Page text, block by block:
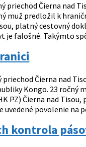
priechod Čierna nad
muž predložil k
platný cestovný
falošné. Takýmto
Čierna nad
Kongo. 23 ročný
Čierna nad Tisou,
povolenie na
kontrola